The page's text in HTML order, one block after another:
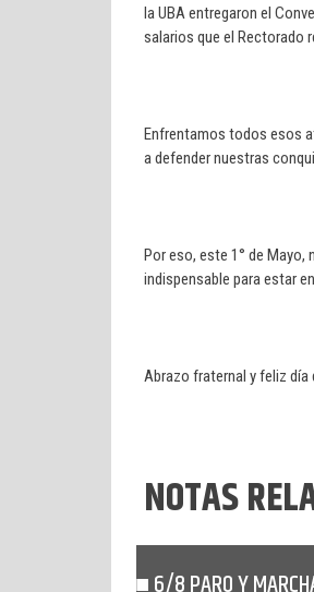
la UBA entregaron el
salarios que el Rectorado
Enfrentamos todos esos
a defender nuestras
Por eso, este 1° de Mayo,
indispensable para estar
Abrazo fraternal y feliz día
NOTAS